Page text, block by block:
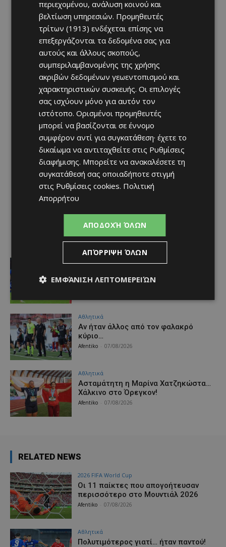
Afentiko - 07/08/2026
Αθλητικά
Αν ήταν άλλος από τον φαλακρό
κύριο…
Afentiko 07/08/2026
Αθλητικά
Ασταμάτητη η Μαρίνα Χατζηκώστα…
Χάλκινο στο Όρεγκον!
Afentiko 07/08/2026
RELATED NEWS
2026 FIFA World Cup
Οι 11 παίκτες που απογοήτευσαν
περισσότερο στο Μουντιάλ 2026
Afentiko 07/08/2026
Αθλητικά
Πολυτιμότερος γιατί… ήταν παντού!
περιεχομένου, ανάλυση κοινού και
βελτίωση υπηρεσιών. Προμηθευτές
τρίτων (1913) ενδέχεται επίσης να
επεξεργάζονται τα δεδομένα σας για
αυτούς και άλλους σκοπούς,
συμπεριλαμβανομένης της χρήσης
ακριβών δεδομένων γεωεντοπισμού και
χαρακτηριστικών συσκευής. Οι επιλογές
σας ισχύουν μόνο για αυτόν τον
ιστότοπο. Ορισμένοι προμηθευτές
μπορεί να βασίζονται σε έννομο
συμφέρον αντί για συγκατάθεση· έχετε το
δικαίωμα να αντιταχθείτε στις Ρυθμίσεις
διαφήμισης. Μπορείτε να ανακαλέσετε τη
συγκατάθεσή σας οποιαδήποτε στιγμή
στις Ρυθμίσεις cookies. Πολιτική
Απορρήτου
ΑΠΟΔΟΧΉ ΌΛΩΝ
ΑΠΌΡΡΙΨΗ ΌΛΩΝ
ΕΜΦΆΝΙΣΗ ΛΕΠΤΟΜΕΡΕΙΏΝ